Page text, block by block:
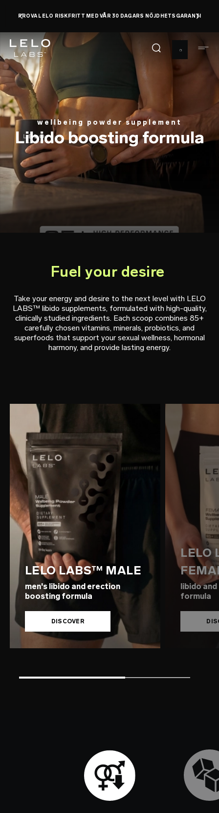
huvudinnehåll
PROVA LELO RISKFRITT MED VÅR 30 DAGARS NÖJDHETSGARANTI
wellbeing powder supplement
Libido boosting formula
Fuel your desire
Take your energy and desire to the next level with LELO
LABS™ libido supplements, formulated with high-quality,
clinically studied ingredients. Each scoop combines 85+
carefully chosen vitamins, minerals, probiotics, and
superfoods that support your sexual wellness, hormonal
harmony, and provide lasting energy.
LELO LABS™ MALE
men's libido and erection
boosting formula
DISCOVER
LELO
libido
formula